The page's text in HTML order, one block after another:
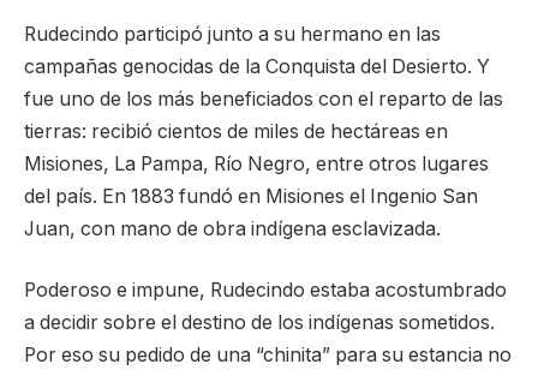
Rudecindo participó junto a su hermano en las
campañas genocidas de la Conquista del Desierto. Y
fue uno de los más beneficiados con el reparto de las
tierras: recibió cientos de miles de hectáreas en
Misiones, La Pampa, Río Negro, entre otros lugares
del país. En 1883 fundó en Misiones el Ingenio San
Juan, con mano de obra indígena esclavizada.
Poderoso e impune, Rudecindo estaba acostumbrado
a decidir sobre el destino de los indígenas sometidos.
Por eso su pedido de una “chinita” para su estancia no